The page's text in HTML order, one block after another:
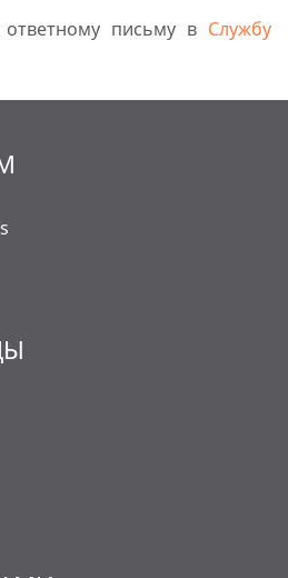
письму в Службу